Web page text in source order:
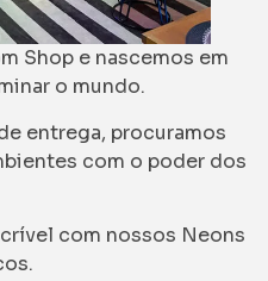
Shop e nascemos em
o mundo.
entrega, procuramos
com o poder dos
com nossos Neons